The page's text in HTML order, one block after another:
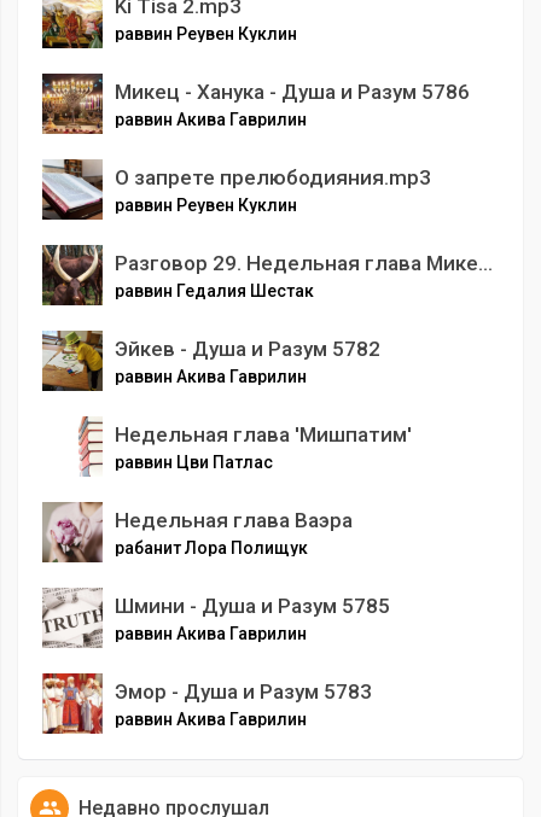
Ki Tisa 2.mp3
раввин Реувен Куклин
Микец - Ханука - Душа и Разум 5786
раввин Акива Гаврилин
О запрете прелюбодияния.mp3
раввин Реувен Куклин
Разговор 29. Недельная глава Микец. Уроки Йосефа.
раввин Гедалия Шестак
Эйкев - Душа и Разум 5782
раввин Акива Гаврилин
Недельная глава 'Мишпатим'
раввин Цви Патлас
Недельная глава Ваэра
рабанит Лора Полищук
Шмини - Душа и Разум 5785
раввин Акива Гаврилин
Эмор - Душа и Разум 5783
раввин Акива Гаврилин
Недавно прослушал